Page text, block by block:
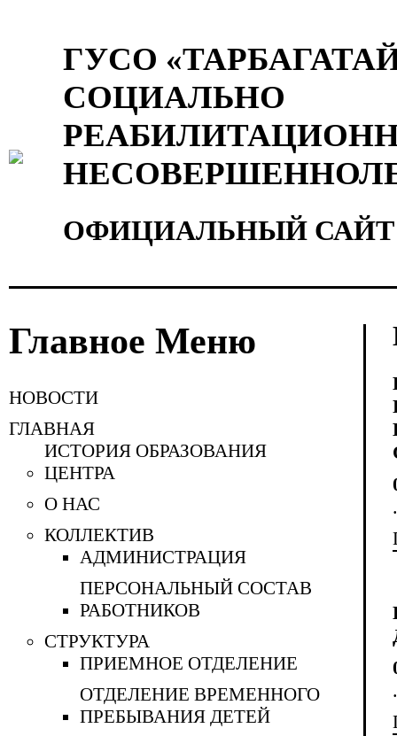
ГУСО
СОЦИАЛЬНО
ОФИЦИАЛЬНЫЙ САЙТ
Главное Меню
НОВОСТИ
ГЛАВНАЯ
ИСТОРИЯ ОБРАЗОВАНИЯ
ЦЕНТРА
О НАС
КОЛЛЕКТИВ
АДМИНИСТРАЦИЯ
ПЕРСОНАЛЬНЫЙ СОСТАВ
РАБОТНИКОВ
СТРУКТУРА
ПРИЕМНОЕ ОТДЕЛЕНИЕ
ОТДЕЛЕНИЕ ВРЕМЕННОГО
ПРЕБЫВАНИЯ ДЕТЕЙ